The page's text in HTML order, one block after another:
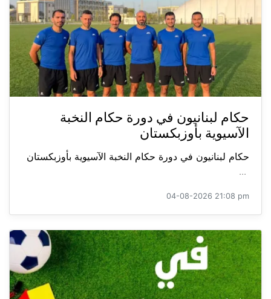
حكام لبنانيون في دورة حكام النخبة
الآسيوية بأوزبكستان
حكام لبنانيون في دورة حكام النخبة الآسيوية بأوزبكستان
...
04-08-2026 21:08 pm